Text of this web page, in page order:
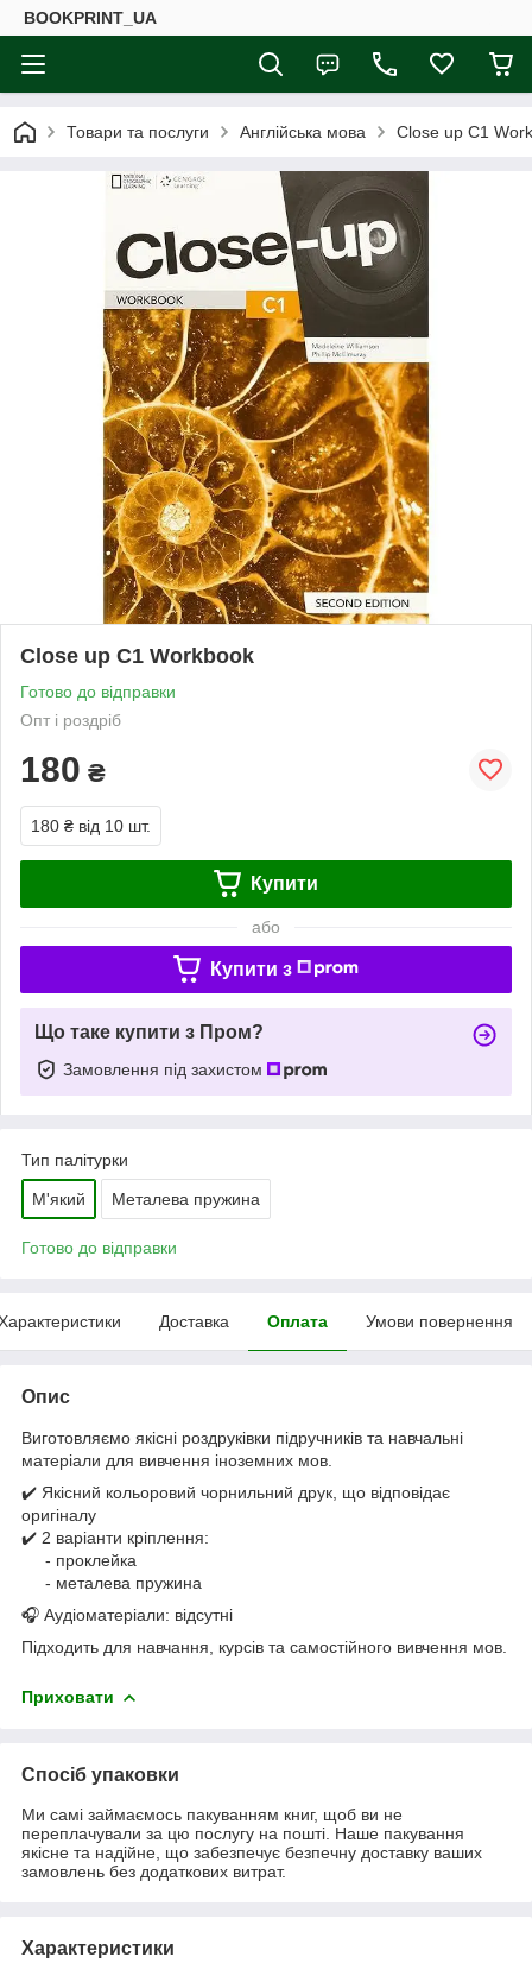
BOOKPRINT_UA
Товари та послуги Англійська мова Close up C1
Close up C1 Workbook
Готово до відправки
Опт і роздріб
180 ₴
180 ₴ від 10 шт.
Купити
або
Купити з
Що таке купити з Пром?
Замовлення під захистом
Тип палітурки
М'який Металева пружина
Готово до відправки
Доставка Оплата Умови повернення
Опис
Виготовляємо якісні роздруківки підручників та навчальні
матеріали для вивчення іноземних мов.
✔️ Якісний кольоровий чорнильний друк, що відповідає
оригіналу
✔️ 2 варіанти кріплення:
- проклейка
- металева пружина
🎧 Аудіоматеріали: відсутні
Підходить для навчання, курсів та самостійного вивчення мов.
Приховати
Спосіб упаковки
Ми самі займаємось пакуванням книг, щоб ви не
переплачували за цю послугу на пошті. Наше пакування
якісне та надійне, що забезпечує безпечну доставку ваших
замовлень без додаткових витрат.
Характеристики